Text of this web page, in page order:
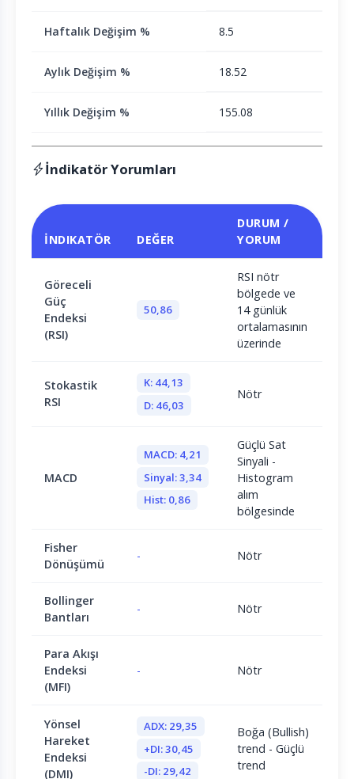
Haftalık Değişim % 8.5
Aylık Değişim % 18.52
Yıllık Değişim % 155.08
İndikatör Yorumları
İNDIKATÖR DEĞER
DURUM /
YORUM
Göreceli
Güç
Endeksi
(RSI)
50,86
RSI nötr
bölgede ve
14 günlük
ortalamasının
üzerinde
Stokastik
RSI
K: 44,13
D: 46,03
Nötr
MACD
MACD: 4,21
Sinyal: 3,34
Hist: 0,86
Güçlü Sat
Sinyali -
Histogram
alım
bölgesinde
Fisher
Dönüşümü
- Nötr
Bollinger
Bantları
- Nötr
Para Akışı
Endeksi
(MFI)
- Nötr
Yönsel
Hareket
Endeksi
(DMI)
ADX: 29,35
+DI: 30,45
-DI: 29,42
Boğa (Bullish)
trend - Güçlü
trend